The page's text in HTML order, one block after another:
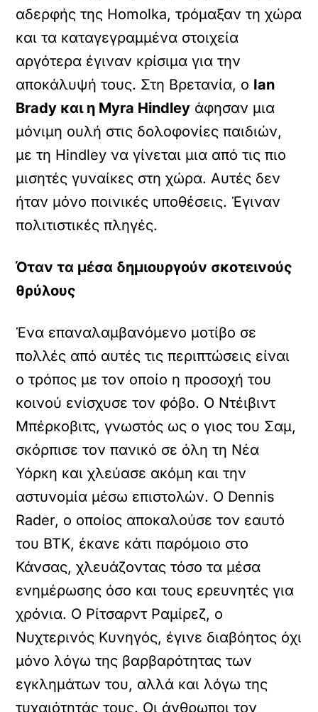
αδερφής της Homolka, τρόμαξαν τη χώρα
και τα καταγεγραμμένα στοιχεία
αργότερα έγιναν κρίσιμα για την
αποκάλυψή τους. Στη Βρετανία, ο Ian
Brady και η Myra Hindley άφησαν μια
μόνιμη ουλή στις δολοφονίες παιδιών,
με τη Hindley να γίνεται μια από τις πιο
μισητές γυναίκες στη χώρα. Αυτές δεν
ήταν μόνο ποινικές υποθέσεις. Έγιναν
πολιτιστικές πληγές.
Όταν τα μέσα δημιουργούν σκοτεινούς
θρύλους
Ένα επαναλαμβανόμενο μοτίβο σε
πολλές από αυτές τις περιπτώσεις είναι
ο τρόπος με τον οποίο η προσοχή του
κοινού ενίσχυσε τον φόβο. Ο Ντέιβιντ
Μπέρκοβιτς, γνωστός ως ο γιος του Σαμ,
σκόρπισε τον πανικό σε όλη τη Νέα
Υόρκη και χλεύασε ακόμη και την
αστυνομία μέσω επιστολών. Ο Dennis
Rader, ο οποίος αποκαλούσε τον εαυτό
του BTK, έκανε κάτι παρόμοιο στο
Κάνσας, χλευάζοντας τόσο τα μέσα
ενημέρωσης όσο και τους ερευνητές για
χρόνια. Ο Ρίτσαρντ Ραμίρεζ, ο
Νυχτερινός Κυνηγός, έγινε διαβόητος όχι
μόνο λόγω της βαρβαρότητας των
εγκλημάτων του, αλλά και λόγω της
τυχαιότητάς τους. Οι άνθρωποι τον